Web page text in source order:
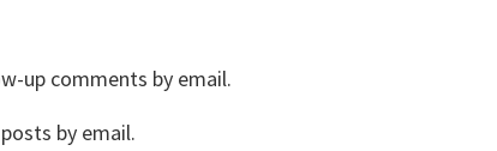
up comments by email.
by email.